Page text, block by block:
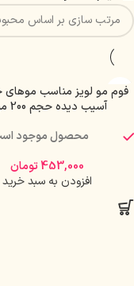
فوم مو لویز مناسب
آسیب دیده حجم 200 میل
محصول موجود
453,000تومان
افزودن به سبد خرید